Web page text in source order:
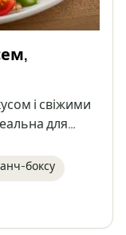
і свіжими
для
лосося
та лимонно-
багату на
боксу